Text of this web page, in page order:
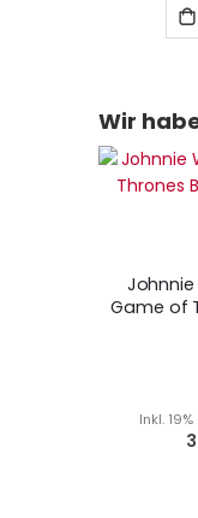
Wir
Johnnie
Game of
Inkl.